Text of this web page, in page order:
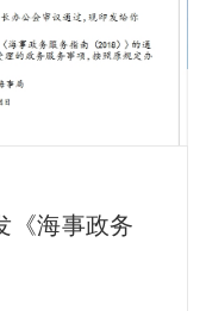
《海事政务